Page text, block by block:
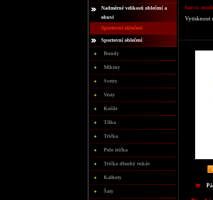
Nadměrné velikosti oblečení a
obuvi
Sportovní oblečení
Sportovní oblečení
Bundy
Mikiny
Svetry
Vesty
Košile
Tílka
Trička
Polo trička
Trička dlouhý rukáv
Kalhoty
Šaty
barva:
Vytisknout